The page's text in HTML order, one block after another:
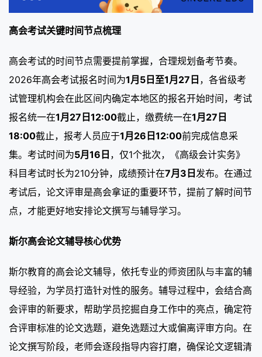
高会考试关键时间节点梳理
高会考试的时间节点需要提前掌握，合理规划备考节奏。
2026年高会考试报名时间为1月5日至1月27日 ，各省级考
试管理机构会在此区间内确定本地区的报名开始时间，考试
报名统一在1月27日12:00截止，缴费统一在1月27日
18:00截止，报考人员应于1月26日12:00前完成信息采
集。考试时间为5月16日 ，仅1个批次，《高级会计实务》
科目考试时长为210分钟，成绩预计在7月3日发布。在通过
考试后，论文评审是高会拿证的重要环节，提前了解时间节
点，才能更好地安排论文撰写与辅导学习。
斯尔高会论文辅导核心优势
斯尔教育的高会论文辅导，依托专业的师资团队与丰富的辅
导经验，为学员打造针对性的服务。辅导过程中，会结合高
会评审的新要求，帮助学员挖掘自身工作中的亮点，确定符
合评审标准的论文选题，避免选题过大或偏离评审方向。在
论文撰写阶段，老师会逐段指导内容打磨，确保论文逻辑清